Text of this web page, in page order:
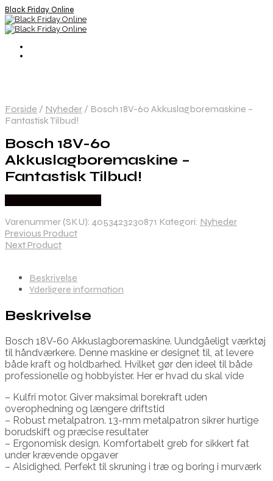
Black Friday Online
Forside / Nyheder / Bosch 18V-60 Akkuslagboremaskine –
Fantastisk Tilbud!
Bosch 18V-60
Akkuslagboremaskine –
Fantastisk Tilbud!
Varenummer (SKU): 4053423230871 Kategori: Nyheder
Previous Product
Next Product
Beskrivelse
Yderligere information
Beskrivelse
Bosch 18V-60 Akkuslagboremaskine. Uundgåeligt værktøj
til håndværkere. Denne maskine er designet til, at levere
både kraft og holdbarhed. Hvilket gør den ideel til både
professionelle og hobbyister. Her er hvad du skal vide
– Kulfri motor. Giver maksimal borekraft uden
overophedning og længere driftstid
– Robust metalpatron. 13-mm metalpatron sikrer hurtige
borudskift og præcise resultater
– Ergonomisk design. Komfortabelt greb for sikkert fat
under krævende opgaver
– Alsidighed. Perfekt til skruning i træ og boring i murværk